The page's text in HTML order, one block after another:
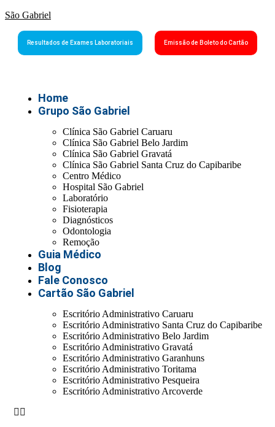
São Gabriel
Resultados de Exames Laboratoriais Emissão de Boleto do Cartão
Home
Grupo São Gabriel
Clínica São Gabriel Caruaru
Clínica São Gabriel Belo Jardim
Clínica São Gabriel Gravatá
Clínica São Gabriel Santa Cruz do Capibaribe
Centro Médico
Hospital São Gabriel
Laboratório
Fisioterapia
Diagnósticos
Odontologia
Remoção
Guia Médico
Blog
Fale Conosco
Cartão São Gabriel
Escritório Administrativo Caruaru
Escritório Administrativo Santa Cruz do Capibaribe
Escritório Administrativo Belo Jardim
Escritório Administrativo Gravatá
Escritório Administrativo Garanhuns
Escritório Administrativo Toritama
Escritório Administrativo Pesqueira
Escritório Administrativo Arcoverde